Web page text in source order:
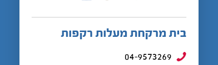
בית מרקחת מעלות רקפות
04-9573269